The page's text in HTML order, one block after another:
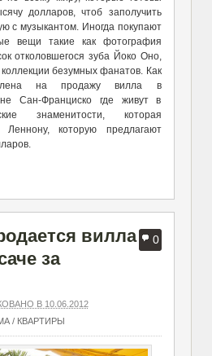
долларов, чтоб заполучить
с музыкантом. Иногда покупают
вещи такие как фотография
отколовшегося зуба Йоко Оно,
безумных фанатов. Как
на продажу вилла в
Сан-Франциско где живут в
знаменитости, которая
которую предлагают
0
вилла
за
В 10.06.2012
/ КВАРТИРЫ